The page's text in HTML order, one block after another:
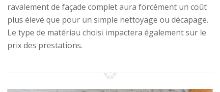
ravalement de façade complet aura forcément un coût
plus élevé que pour un simple nettoyage ou décapage.
Le type de matériau choisi impactera également sur le
prix des prestations.